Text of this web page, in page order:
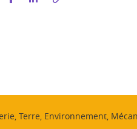
Terre, Environnement,